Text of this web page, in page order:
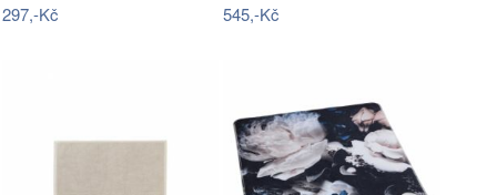
297,-Kč 545,-Kč